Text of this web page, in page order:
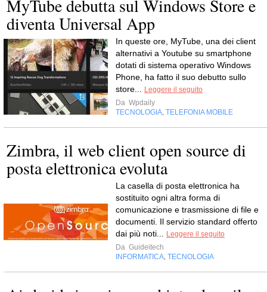
MyTube debutta sul Windows Store e
diventa Universal App
In queste ore, MyTube, una dei client
alternativi a Youtube su smartphone
dotati di sistema operativo Windows
Phone, ha fatto il suo debutto sullo
store...
Leggere il seguito
Da Wpdaily
TECNOLOGIA TELEFONIA MOBILE
Zimbra, il web client open source di
posta elettronica evoluta
La casella di posta elettronica ha
sostituito ogni altra forma di
comunicazione e trasmissione di file e
documenti. Il servizio standard offerto
dai più noti...
Leggere il seguito
Da Guideitech
INFORMATICA TECNOLOGIA